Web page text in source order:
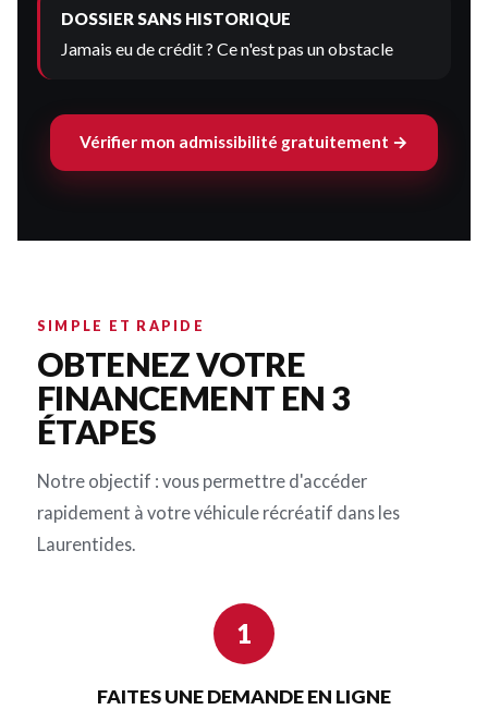
DOSSIER SANS HISTORIQUE
Jamais eu de crédit ? Ce n'est pas un obstacle
Vérifier mon admissibilité gratuitement →
SIMPLE ET RAPIDE
OBTENEZ VOTRE
FINANCEMENT EN 3
ÉTAPES
Notre objectif : vous permettre d'accéder
rapidement à votre véhicule récréatif dans les
Laurentides.
1
FAITES UNE DEMANDE EN LIGNE